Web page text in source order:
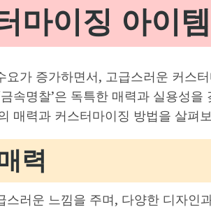
마이징 아이
요가 증가하면서, 고급스러운 커스
속명찰’은 독특한 매력과 실용성
매력과 커스터마이징 방법을 살펴
력
스러운 느낌을 주며, 다양한 디자인